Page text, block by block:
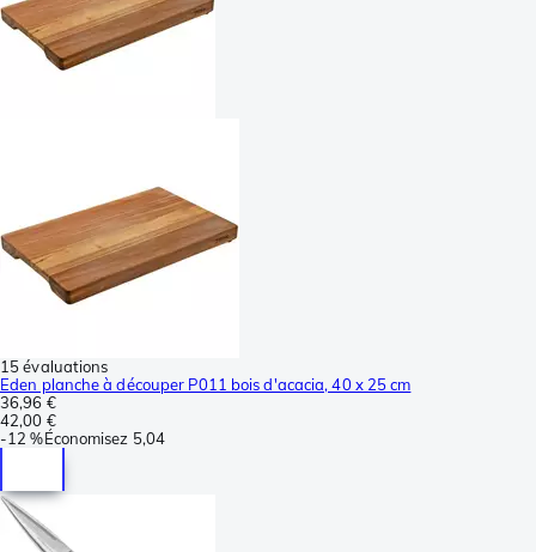
15 évaluations
Eden planche à découper P011 bois d'acacia, 40 x 25 cm
36,96 €
42,00 €
-12 %Économisez 5,04